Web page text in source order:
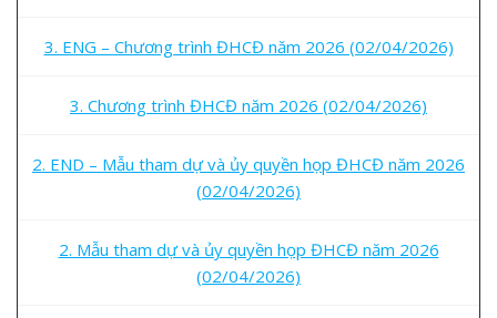
3. ENG – Chương trình ĐHCĐ năm 2026 (02/04/2026)
3. Chương trình ĐHCĐ năm 2026 (02/04/2026)
2. END – Mẫu tham dự và ủy quyền họp ĐHCĐ năm 2026
(02/04/2026)
2. Mẫu tham dự và ủy quyền họp ĐHCĐ năm 2026
(02/04/2026)